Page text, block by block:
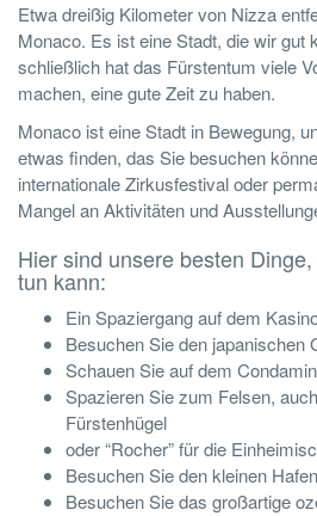
Etwa dreißig Kilometer von Nizza
Monaco. Es ist eine Stadt, die wir gut
schließlich hat das Fürstentum viele
machen, eine gute Zeit zu haben.
Monaco ist eine Stadt in Bewegung,
etwas finden, das Sie besuchen
internationale Zirkusfestival oder
Mangel an Aktivitäten und
Hier sind unsere besten
tun kann:
Ein Spaziergang auf dem
Besuchen Sie den japanischen
Schauen Sie auf dem
Spazieren Sie zum Felsen,
Fürstenhügel
oder “Rocher” für die
Besuchen Sie den kleinen
Besuchen Sie das großartige